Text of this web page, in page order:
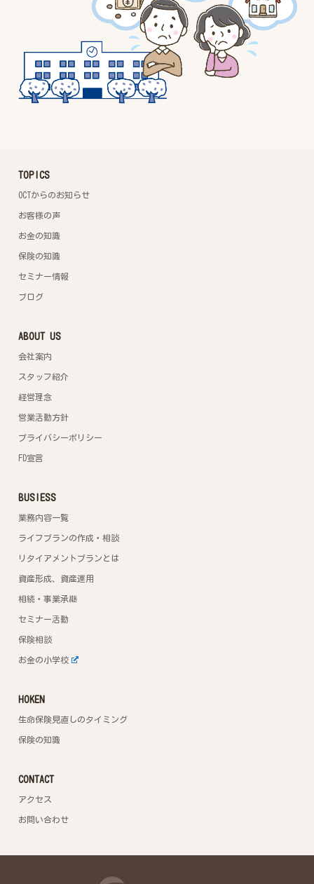
TOPICS
OCTからのお知らせ
お客様の声
お金の知識
保険の知識
セミナー情報
ブログ
ABOUT US
会社案内
スタッフ紹介
経営理念
営業活動方針
プライバシーポリシー
FD宣言
BUSIESS
業務内容一覧
ライフプランの作成・相談
リタイアメントプランとは
資産形成、資産運用
相続・事業承継
セミナー活動
保険相談
お金の小学校
HOKEN
生命保険見直しのタイミング
保険の知識
CONTACT
アクセス
お問い合わせ